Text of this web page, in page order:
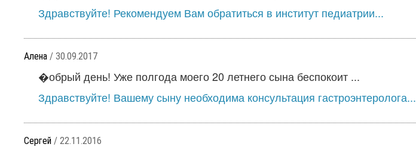
Здравствуйте! Рекомендуем Вам обратиться в институт педиатрии...
Алена / 30.09.2017
�обрый день! Уже полгода моего 20 летнего сына беспокоит ...
Здравствуйте! Вашему сыну необходима консультация гастроэнтеролога...
Сергей / 22.11.2016